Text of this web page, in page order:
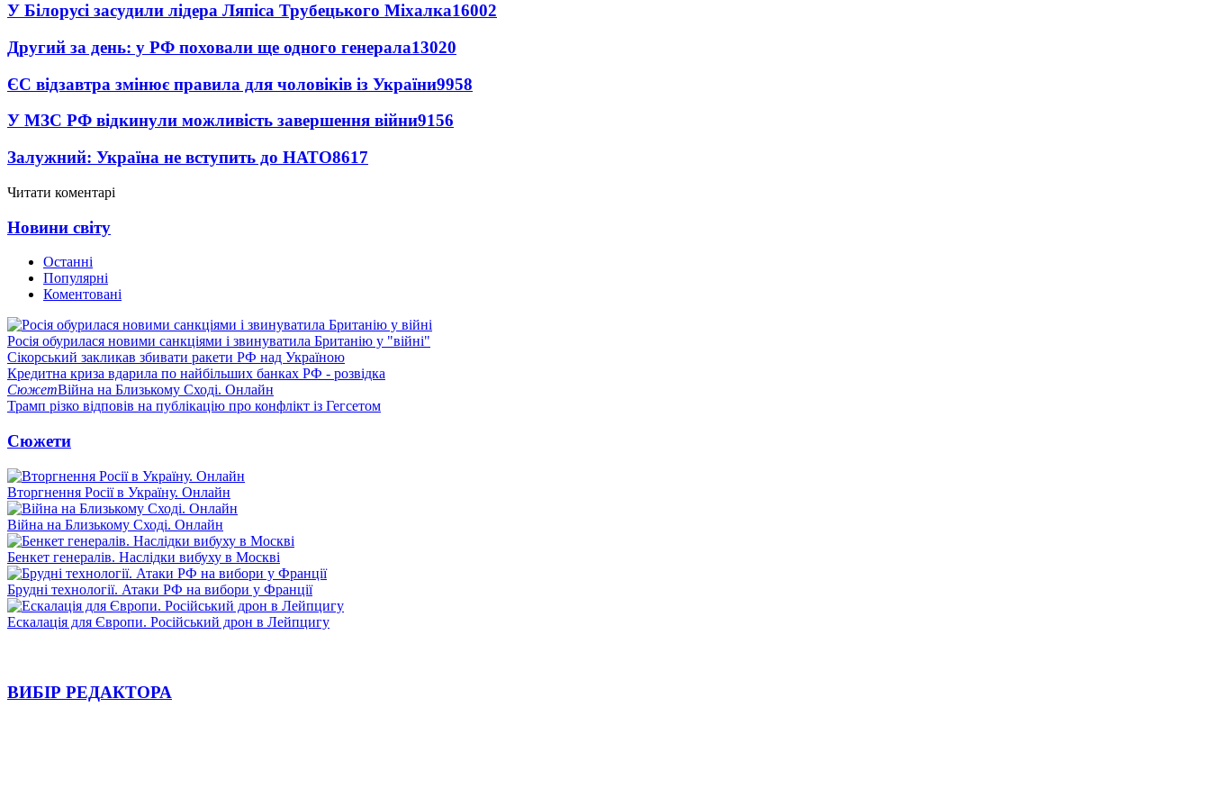
У Білорусі засудили лідера Ляпіса Трубецького Міхалка16002
Другий за день: у РФ поховали ще одного генерала13020
ЄС відзавтра змінює правила для чоловіків із України9958
У МЗС РФ відкинули можливість завершення війни9156
Залужний: Україна не вступить до НАТО8617
Читати коментарі
Новини світу
Останні
Популярні
Коментовані
Росія обурилася новими санкціями і звинуватила Британію у "війні"
Сікорський закликав збивати ракети РФ над Україною
Кредитна криза вдарила по найбільших банках РФ - розвідка
СюжетВійна на Близькому Сході. Онлайн
Трамп різко відповів на публікацію про конфлікт із Гегсетом
Сюжети
Вторгнення Росії в Україну. Онлайн
Війна на Близькому Сході. Онлайн
Бенкет генералів. Наслідки вибуху в Москві
Брудні технології. Атаки РФ на вибори у Франції
Ескалація для Європи. Російський дрон в Лейпцигу
ВИБІР РЕДАКТОРА